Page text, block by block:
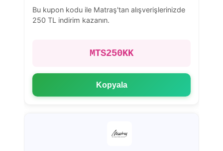
Bu kupon kodu ile Matraş'tan alışverişlerinizde
250 TL indirim kazanın.
MTS250KK
Kopyala